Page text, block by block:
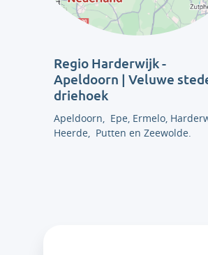
Regio Harderwijk -
Apeldoorn | Veluwe
driehoek
Apeldoorn, Epe, Ermelo,
Heerde, Putten en Zeewolde.